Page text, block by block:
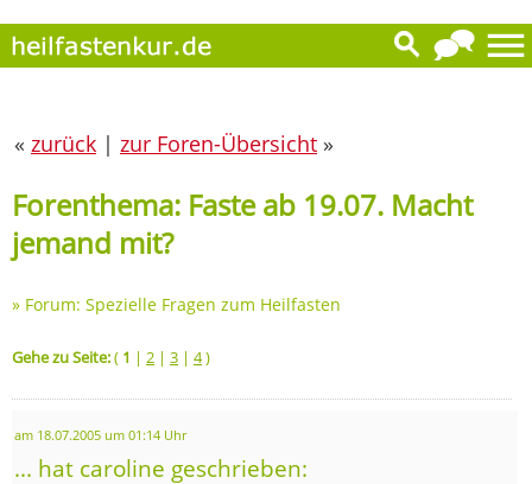
« zurück | zur Foren-Übersicht »
Forenthema: Faste ab 19.07. Macht
jemand mit?
» Forum: Spezielle Fragen zum Heilfasten
Gehe zu Seite:( 1 | 2 | 3 | 4)
am 18.07.2005 um 01:14 Uhr
... hat caroline geschrieben: